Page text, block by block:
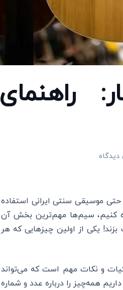
راهنمای
دیدگاه
موسیقی سنتی ایرانی استفاده
کنیم، سیم‌ها مهم‌ترین بخش آن
یکی از اولین چیزهایی که هر
و نکات مهم است که می‌تواند
همه‌چیز را درباره عدد و شماره